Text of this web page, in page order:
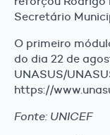
Secretário
O primeiro
do dia 22 de
UNASUS/
https://
Fonte: UNICEF